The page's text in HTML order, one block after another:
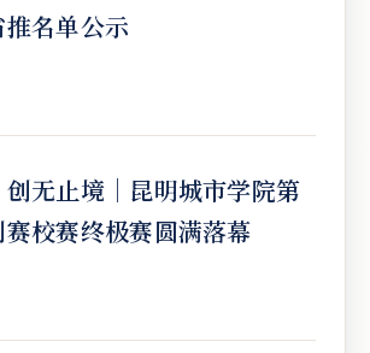
名单公示
无止境｜昆明城市学院第
校赛终极赛圆满落幕